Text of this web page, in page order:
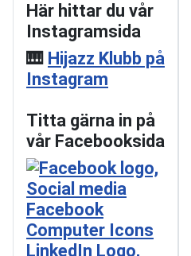
Här hittar du vår
Instagramsida
🎹 Hijazz Klubb på
Instagram
Titta gärna in på
vår Facebooksida